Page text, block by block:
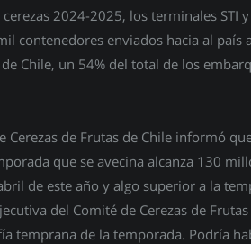
2024-2025, los terminales STI
contenedores enviados hacia al país
Chile, un 54% del total de los
Cerezas de Frutas de Chile informó
que se avecina alcanza 130
de este año y algo superior a la
del Comité de Cerezas de
temprana de la temporada. Podría